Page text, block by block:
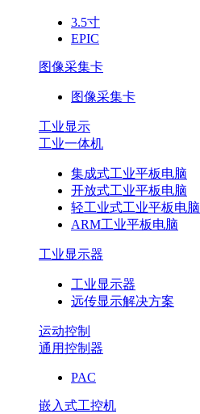
3.5寸
EPIC
图像采集卡
图像采集卡
工业显示
工业一体机
集成式工业平板电脑
开放式工业平板电脑
轻工业式工业平板电脑
ARM工业平板电脑
工业显示器
工业显示器
远传显示解决方案
运动控制
通用控制器
PAC
嵌入式工控机